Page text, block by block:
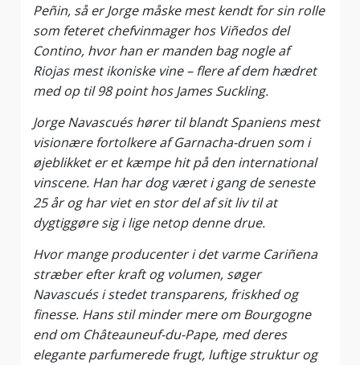
Peñin, så er Jorge måske mest kendt for sin rolle
som feteret chefvinmager hos Viñedos del
Contino, hvor han er manden bag nogle af
Riojas mest ikoniske vine – flere af dem hædret
med op til 98 point hos James Suckling.
Jorge Navascués hører til blandt Spaniens mest
visionære fortolkere af Garnacha-druen som i
øjeblikket er et kæmpe hit på den international
vinscene. Han har dog været i gang de seneste
25 år og har viet en stor del af sit liv til at
dygtiggøre sig i lige netop denne drue.
Hvor mange producenter i det varme Cariñena
stræber efter kraft og volumen, søger
Navascués i stedet transparens, friskhed og
finesse. Hans stil minder mere om Bourgogne
end om Châteauneuf-du-Pape, med deres
elegante parfumerede frugt, luftige struktur og